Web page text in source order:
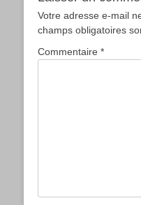
Votre adresse e-mail
champs obligatoires
Commentaire *